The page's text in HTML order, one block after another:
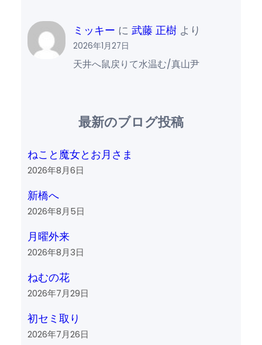
ミッキー に武藤 正樹 より
2026年1月27日
天井へ鼠戻りて水温む/真山尹
最新のブログ投稿
ねこと魔女とお月さま
2026年8月6日
新橋へ
2026年8月5日
月曜外来
2026年8月3日
ねむの花
2026年7月29日
初セミ取り
2026年7月26日